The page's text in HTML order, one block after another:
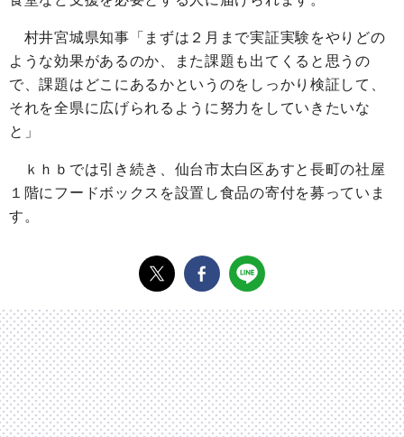
村井宮城県知事「まずは２月まで実証実験をやりどの
ような効果があるのか、また課題も出てくると思うの
で、課題はどこにあるかというのをしっかり検証して、
それを全県に広げられるように努力をしていきたいな
と」
ｋｈｂでは引き続き、仙台市太白区あすと長町の社屋
１階にフードボックスを設置し食品の寄付を募っていま
す。